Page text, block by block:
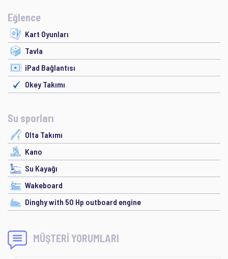
Eğlence
Kart Oyunları
Tavla
iPad Bağlantısı
Okey Takımı
Su sporları
Olta Takımı
Kano
Su Kayağı
Wakeboard
Dinghy with 50 Hp outboard engine
MÜŞTERİ YORUMLARI